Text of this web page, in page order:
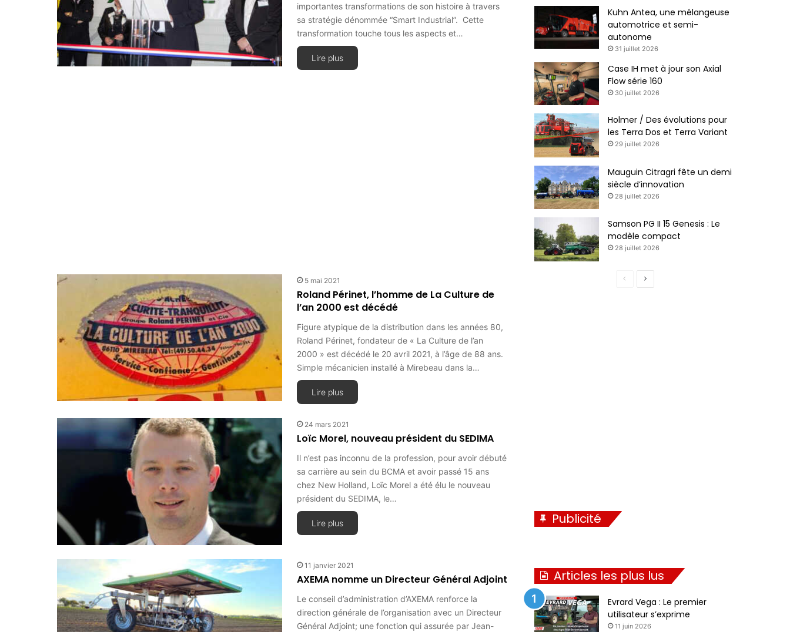
importantes transformations de son histoire à travers
sa stratégie dénommée “Smart Industrial”. Cette
transformation touche tous les aspects et…
Lire plus
5 mai 2021
Roland Périnet, l’homme de La Culture de
l’an 2000 est décédé
Figure atypique de la distribution dans les années 80,
Roland Périnet, fondateur de « La Culture de l’an
2000 » est décédé le 20 avril 2021, à l’âge de 88 ans.
Simple mécanicien installé à Mirebeau dans la…
Lire plus
24 mars 2021
Loïc Morel, nouveau président du SEDIMA
Il n’est pas inconnu de la profession, pour avoir débuté
sa carrière au sein du BCMA et avoir passé 15 ans
chez New Holland, Loïc Morel a été élu le nouveau
président du SEDIMA, le…
Lire plus
11 janvier 2021
AXEMA nomme un Directeur Général Adjoint
Le conseil d’administration d’AXEMA renforce la
direction générale de l’organisation avec un Directeur
Général Adjoint; une fonction qui assurée par Jean-
Kuhn Antea, une mélangeuse
automotrice et semi-
autonome
31 juillet 2026
Case IH met à jour son Axial
Flow série 160
30 juillet 2026
Holmer / Des évolutions pour
les Terra Dos et Terra Variant
29 juillet 2026
Mauguin Citragri fête un demi
siècle d’innovation
28 juillet 2026
Samson PG II 15 Genesis : Le
modèle compact
28 juillet 2026
P
Publicité
Articles les plus lus
Evrard Vega : Le premier
utilisateur s’exprime
11 juin 2026